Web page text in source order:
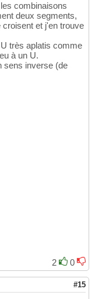
combinaisons
deux segments,
et j'en trouve
très aplatis comme
à un U.
sens inverse (de
2 0
#15